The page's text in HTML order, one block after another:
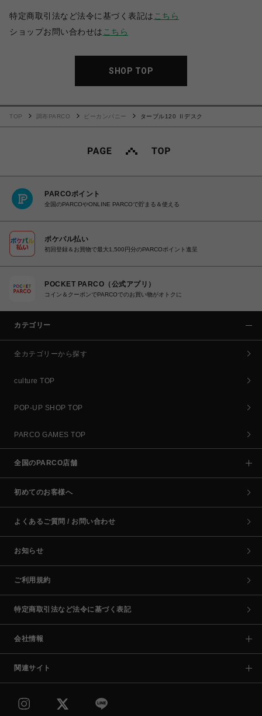
特定商取引法など法令に基づく表記は こちら
ショップお問い合わせは こちら
SHOP TOP
TOP 調布PARCO ビーカンパニー ターブル120 Ⅱデスク
PARCOポイント
全国のPARCOやONLINE PARCOで貯まる＆使える
ポケパル払い
初回登録＆お買物で最大1,500円分のPARCOポイント進呈
POCKET PARCO（公式アプリ）
コイン＆クーポンでPARCOでのお買い物がオトクに
カテゴリー
全カテゴリーから探す
culture TOP
POP-UP SHOP TOP
PARCO GAMES TOP
全国のPARCO店舗
初めてのお客様へ
よくあるご質問 / お問い合わせ
お知らせ
ご利用規約
特定商取引法など法令に基づく表記
会社情報
関連サイト